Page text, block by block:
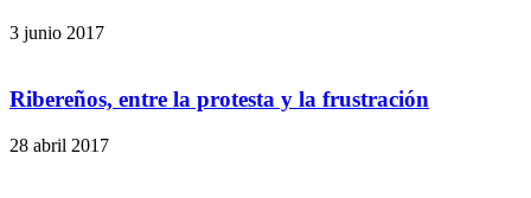
3 junio 2017
Ribereños, entre la protesta y la frustración
28 abril 2017